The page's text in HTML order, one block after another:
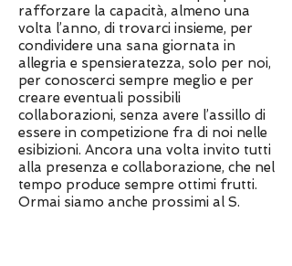
rafforzare la capacità, almeno una
volta l’anno, di trovarci insieme, per
condividere una sana giornata in
allegria e spensieratezza, solo per noi,
per conoscerci sempre meglio e per
creare eventuali possibili
collaborazioni, senza avere l’assillo di
essere in competizione fra di noi nelle
esibizioni. Ancora una volta invito tutti
alla presenza e collaborazione, che nel
tempo produce sempre ottimi frutti.
Ormai siamo anche prossimi al S.